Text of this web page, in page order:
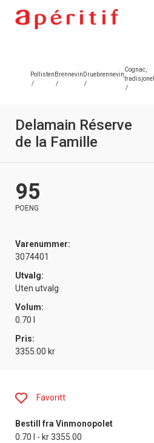
Pollisten
/
Brennevin
/
Druebrennevin
/
Cognac,
tradisjonell
/
Delamain Réserve
de la Famille
95
POENG
Varenummer:
3074401
Utvalg:
Uten utvalg
Volum:
0.70 l
Pris:
3355.00 kr
Favoritt
Bestill fra Vinmonopolet
0.70 l - kr 3355.00